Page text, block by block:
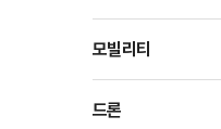
모빌리티
드론